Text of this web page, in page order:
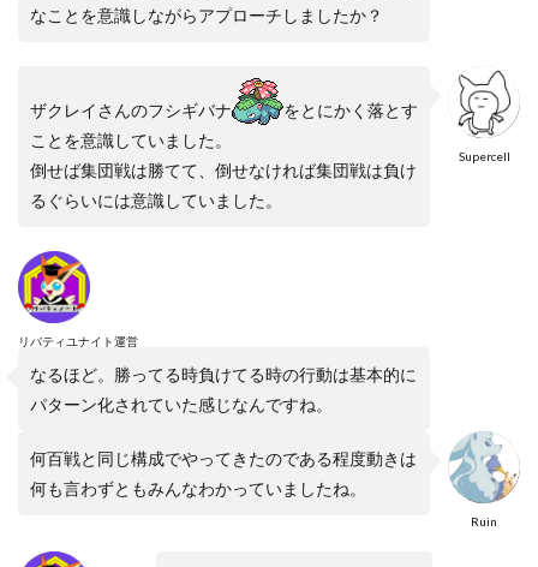
なことを意識しながらアプローチしましたか？
Supercell
ザクレイさんのフシギバナ
をとにかく落とす
ことを意識していました。
倒せば集団戦は勝てて、倒せなければ集団戦は負け
るぐらいには意識していました。
リバティユナイト運営
なるほど。勝ってる時負けてる時の行動は基本的に
パターン化されていた感じなんですね。
Ruin
何百戦と同じ構成でやってきたのである程度動きは
何も言わずともみんなわかっていましたね。